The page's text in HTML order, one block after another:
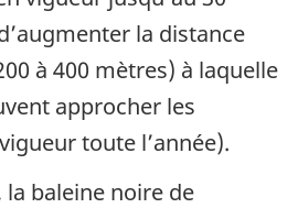
la distance
à 400 mètres) à laquelle
approcher les
toute l’année).
la baleine noire de